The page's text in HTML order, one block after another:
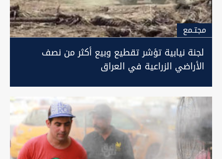
مجتـمع
لجنة نيابية تؤشر تقطيع وبيع أكثر من نصف
الأراضي الزراعية في العراق